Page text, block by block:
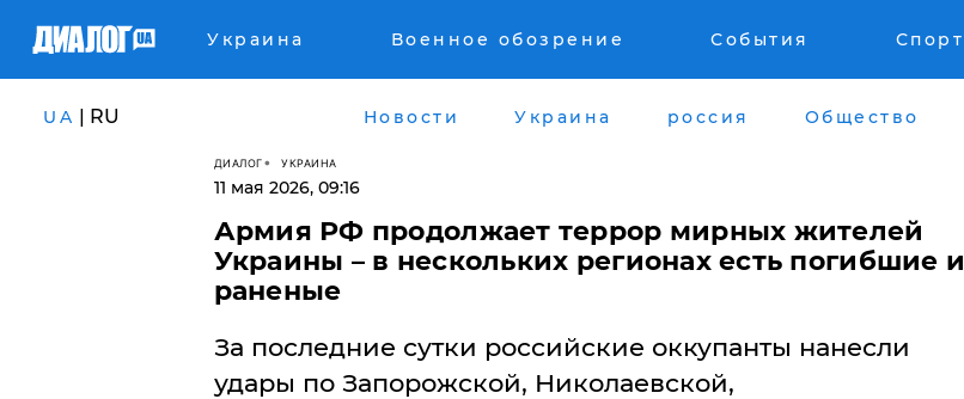
Украина Военное обозрение События Спорт
UA | RU Новости Украина россия Общество
ДИАЛОГ УКРАИНА
11 мая 2026, 09:16
Армия РФ продолжает террор мирных жителей
Украины – в нескольких регионах есть погибшие и
раненые
За последние сутки российские оккупанты нанесли
удары по Запорожской, Николаевской,